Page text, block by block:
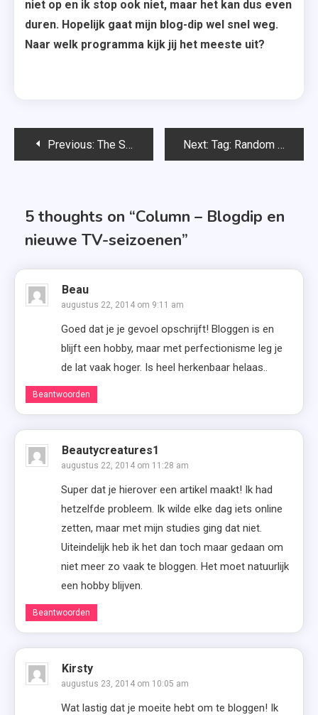
niet op en ik stop ook niet, maar het kan dus even
duren. Hopelijk gaat mijn blog-dip wel snel weg.
Naar welk programma kijk jij het meeste uit?
Bericht
Previous: The Sunshine Award + Liebster Award Next: Tag: Random Question Generator
5 thoughts on “Column – Blogdip en
nieuwe TV-seizoenen”
Beau
augustus 22, 2014 om 9:11 am
Goed dat je je gevoel opschrijft! Bloggen is en
blijft een hobby, maar met perfectionisme leg je
de lat vaak hoger. Is heel herkenbaar helaas..
Beantwoorden
Beautycreatures1
augustus 22, 2014 om 11:28 am
Super dat je hierover een artikel maakt! Ik had
hetzelfde probleem. Ik wilde elke dag iets online
zetten, maar met mijn studies ging dat niet.
Uiteindelijk heb ik het dan toch maar gedaan om
niet meer zo vaak te bloggen. Het moet natuurlijk
een hobby blijven.
Beantwoorden
Kirsty
augustus 23, 2014 om 10:05 am
Wat lastig dat je moeite hebt om te bloggen! Ik